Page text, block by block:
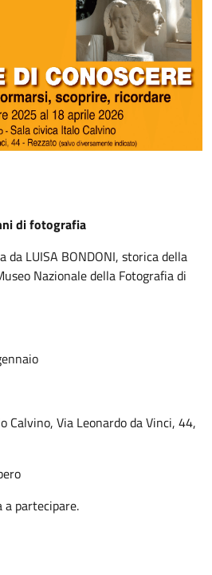
di fotografia
da LUISA BONDONI, storica della
Nazionale della Fotografia di
Calvino, Via Leonardo da Vinci, 44,
partecipare.